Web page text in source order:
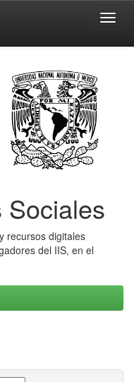
Sociales
recursos digitales
del IIS, en el